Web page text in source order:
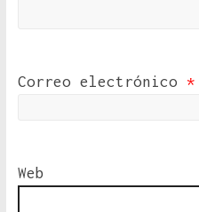
Correo electrónico *
Web